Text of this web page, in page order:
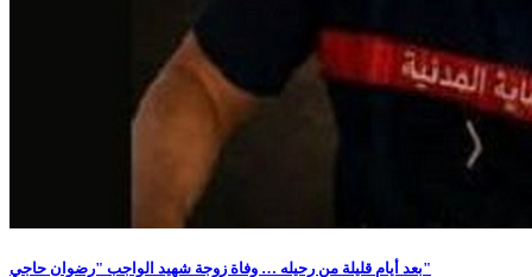
بعد أيام قليلة من رحيله … وفاة زوجة شهيد الواجب "رضوان حاجي"